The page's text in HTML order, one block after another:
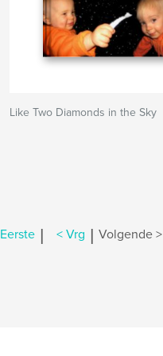
Like Two Diamonds in the Sky
Eerste | < Vrg | Volgende >